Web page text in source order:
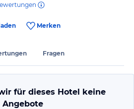
Merken
Fragen
für dieses Hotel keine
Angebote